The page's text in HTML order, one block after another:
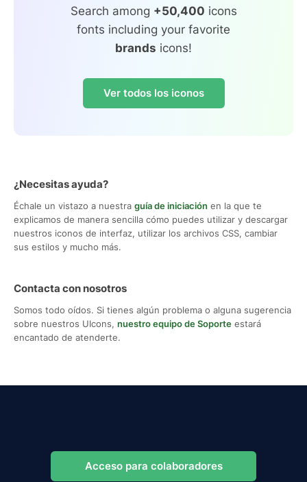
Search among +50,400 icons
fonts including your favorite
brands icons!
Ver todos los iconos
¿Necesitas ayuda?
Échale un vistazo a nuestra guía de iniciación en la que te
explicamos de manera sencilla cómo puedes utilizar y descargar
nuestros iconos de interfaz, utilizar los archivos CSS, cambiar
sus estilos y mucho más.
Contacta con nosotros
Somos todo oídos. Si tienes algún problema o alguna sugerencia
sobre nuestros UIcons, nuestro equipo de Soporte estará
encantado de atenderte.
Acceso para colaboradores